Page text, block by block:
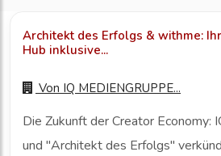
Architekt des Erfolgs & withme:
Hub inklusive...
Von IQ MEDIENGRUPPE...
Die Zukunft der Creator Economy:
und "Architekt des Erfolgs"